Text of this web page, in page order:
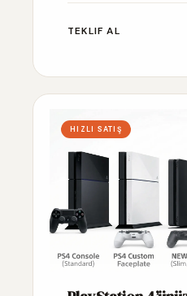
TEKLIF AL
HIZLI SATIŞ